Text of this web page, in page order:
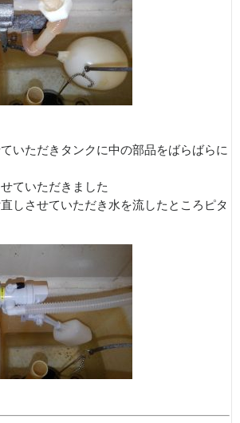
いただきタンクに中の部品をばらばらに
ていただきました
しさせていただき水を流したところピタ